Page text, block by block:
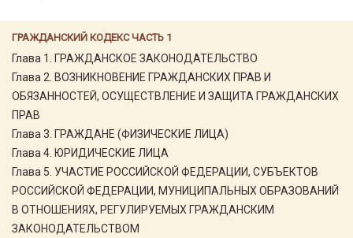
ГРАЖДАНСКИЙ КОДЕКС ЧАСТЬ 1
Глава 1. ГРАЖДАНСКОЕ ЗАКОНОДАТЕЛЬСТВО
Глава 2. ВОЗНИКНОВЕНИЕ ГРАЖДАНСКИХ ПРАВ И
ОБЯЗАННОСТЕЙ, ОСУЩЕСТВЛЕНИЕ И ЗАЩИТА ГРАЖДАНСКИХ
ПРАВ
Глава 3. ГРАЖДАНЕ (ФИЗИЧЕСКИЕ ЛИЦА)
Глава 4. ЮРИДИЧЕСКИЕ ЛИЦА
Глава 5. УЧАСТИЕ РОССИЙСКОЙ ФЕДЕРАЦИИ, СУБЪЕКТОВ
РОССИЙСКОЙ ФЕДЕРАЦИИ, МУНИЦИПАЛЬНЫХ ОБРАЗОВАНИЙ
В ОТНОШЕНИЯХ, РЕГУЛИРУЕМЫХ ГРАЖДАНСКИМ
ЗАКОНОДАТЕЛЬСТВОМ